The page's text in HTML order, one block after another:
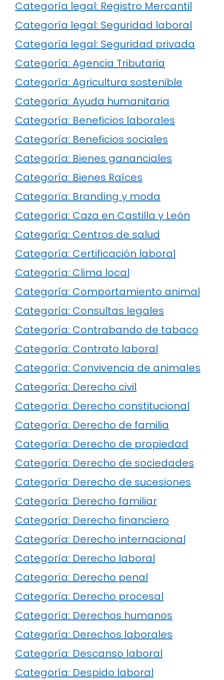
Categoría legal: Registro Mercantil
Categoría legal: Seguridad laboral
Categoría legal: Seguridad privada
Categoría: Agencia Tributaria
Categoría: Agricultura sostenible
Categoría: Ayuda humanitaria
Categoría: Beneficios laborales
Categoría: Beneficios sociales
Categoría: Bienes gananciales
Categoría: Bienes Raíces
Categoría: Branding y moda
Categoría: Caza en Castilla y León
Categoría: Centros de salud
Categoría: Certificación laboral
Categoría: Clima local
Categoría: Comportamiento animal
Categoría: Consultas legales
Categoría: Contrabando de tabaco
Categoría: Contrato laboral
Categoría: Convivencia de animales
Categoría: Derecho civil
Categoría: Derecho constitucional
Categoría: Derecho de familia
Categoría: Derecho de propiedad
Categoría: Derecho de sociedades
Categoría: Derecho de sucesiones
Categoría: Derecho familiar
Categoría: Derecho financiero
Categoría: Derecho internacional
Categoría: Derecho laboral
Categoría: Derecho penal
Categoría: Derecho procesal
Categoría: Derechos humanos
Categoría: Derechos laborales
Categoría: Descanso laboral
Categoría: Despido laboral